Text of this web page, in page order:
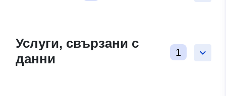
keyboard_arrow_down
Услуги, свързани с
данни
1